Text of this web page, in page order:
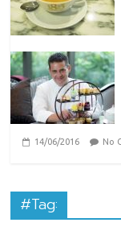
14/06/2016 No
#Tag: